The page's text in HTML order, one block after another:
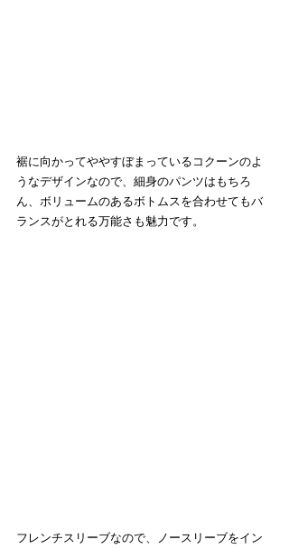
裾に向かってややすぼまっているコクーンのよ
うなデザインなので、細身のパンツはもちろ
ん、ボリュームのあるボトムスを合わせてもバ
ランスがとれる万能さも魅力です。
フレンチスリーブなので、ノースリーブをイン